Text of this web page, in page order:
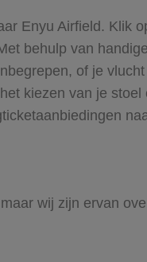
Enyu Airfield. Klik
behulp van
of je
kiezen van je
wij zijn ervan